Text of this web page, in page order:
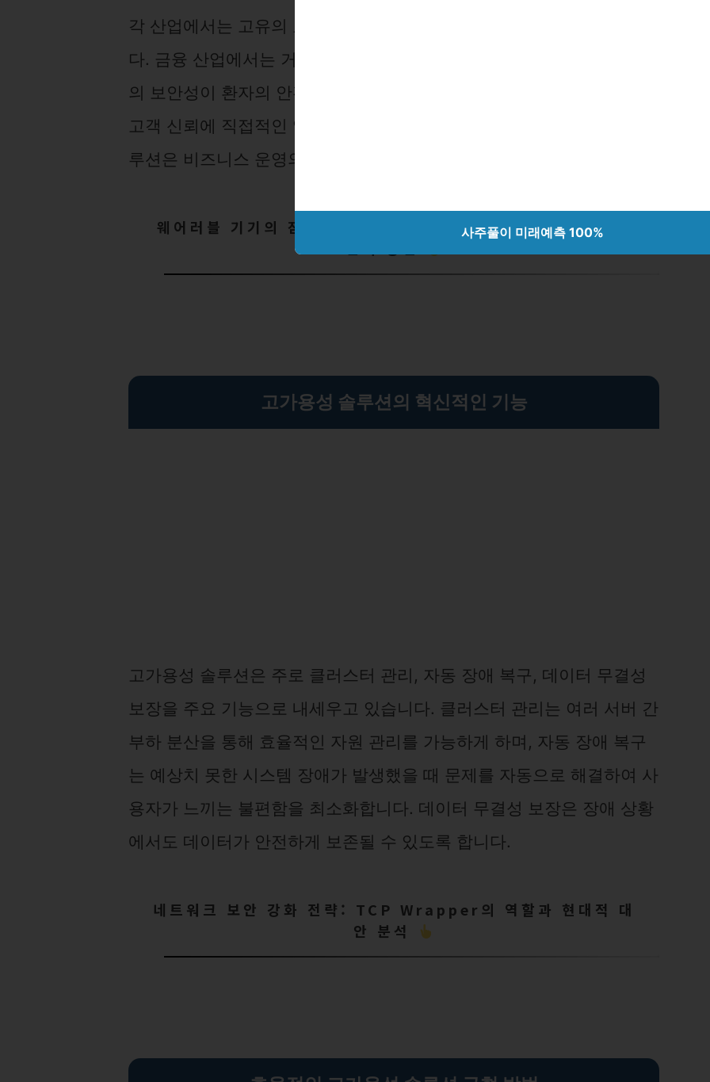
각 산업에서는 고유의 요구사항에 따라 고가용성 솔루션이 필수적입니
다. 금융 산업에서는 거래의 연속성이 중요하고, 의료 산업에서는 데이터
의 보안성이 환자의 안전과 직결되며, 통신산업에서는 서비스의 중단이
고객 신뢰에 직접적인 영향을 미칩니다. 모든 산업에 걸쳐, 고가용성 솔
루션은 비즈니스 운영의 필수적인 요소로 작용하고 있습니다.
웨어러블 기기의 잠재력: 건강 관리에서 스마트홈까지 미래 혁
고가용성 솔루션의 혁신적인 기능
고가용성 솔루션은 주로 클러스터 관리, 자동 장애 복구, 데이터 무결성
보장을 주요 기능으로 내세우고 있습니다. 클러스터 관리는 여러 서버 간
부하 분산을 통해 효율적인 자원 관리를 가능하게 하며, 자동 장애 복구
는 예상치 못한 시스템 장애가 발생했을 때 문제를 자동으로 해결하여 사
용자가 느끼는 불편함을 최소화합니다. 데이터 무결성 보장은 장애 상황
에서도 데이터가 안전하게 보존될 수 있도록 합니다.
네트워크 보안 강화 전략: TCP Wrapper의 역할과 현대적 대
안 분석
사주풀이 미래예측 100%